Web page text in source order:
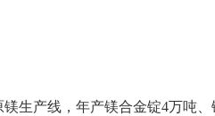
生产线，年产镁合金锭4万吨